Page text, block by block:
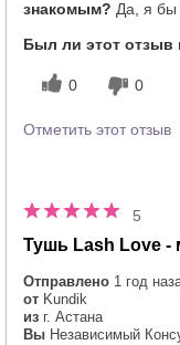
знакомым? Да, я бы
Был ли этот отзыв
0 0
Отметить этот отзыв
5
Тушь Lash Love -
Отправлено 1 год
от Kundik
из г. Астана
Вы Независимый